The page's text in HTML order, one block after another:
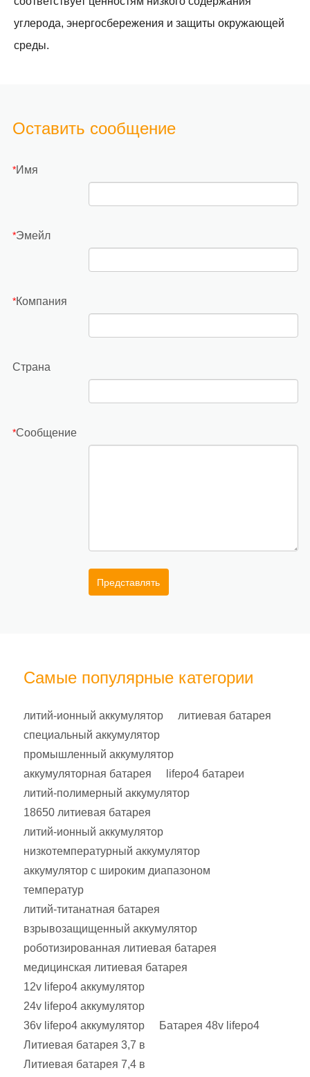
углерода, энергосбережения и защиты окружающей
среды.
Оставить сообщение
*Имя
*Эмейл
*Компания
Страна
*Сообщение
Представлять
Самые популярные категории
литий-ионный аккумулятор
литиевая батарея
специальный аккумулятор
промышленный аккумулятор
аккумуляторная батарея
lifepo4 батареи
литий-полимерный аккумулятор
18650 литиевая батарея
литий-ионный аккумулятор
низкотемпературный аккумулятор
аккумулятор с широким диапазоном
температур
литий-титанатная батарея
взрывозащищенный аккумулятор
роботизированная литиевая батарея
медицинская литиевая батарея
12v lifepo4 аккумулятор
24v lifepo4 аккумулятор
36v lifepo4 аккумулятор
Батарея 48v lifepo4
Литиевая батарея 3,7 в
Литиевая батарея 7,4 в